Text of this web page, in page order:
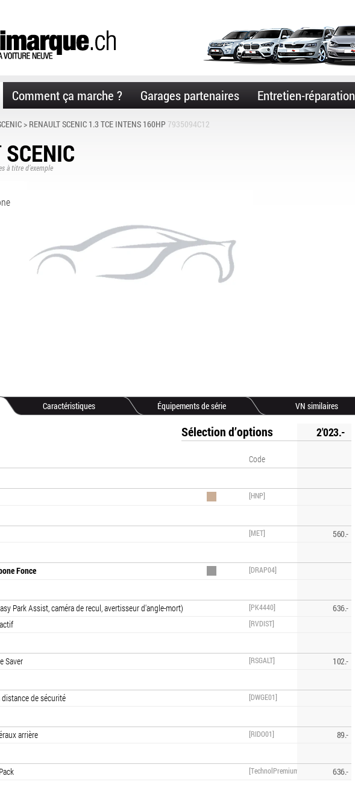
Comment ça marche ? Garages partenaires Entretien-réparation
> RENAULT SCENIC 1.3 TCE INTENS 160HP 7935094C12
SCENIC
à titre d’exemple
Caractéristiques Équipements de série VN similaires
Sélection d’options 2'023.-
Code
[HNP]
[MET] 560.-
Fonce [DRAP04]
Park Assist, caméra de recul, avertisseur d'angle-mort) [PK4440]
636.-
[RVDIST]
Saver [RSGALT] 102.-
de sécurité [DWGE01]
arrière [RIDO01] 89.-
[TechnolPremium] 636.-